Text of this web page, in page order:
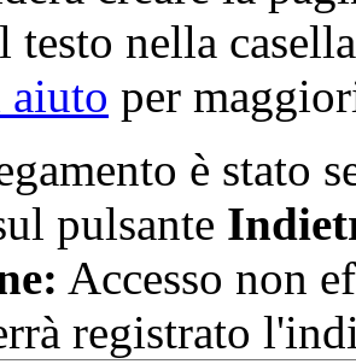
testo nella
aiuto per
è stato
pulsante
Accesso non
registrato